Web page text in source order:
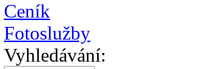
Ceník
Fotoslužby
Vyhledávání: